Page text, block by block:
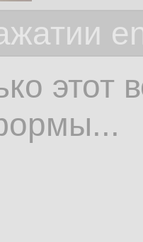
этот